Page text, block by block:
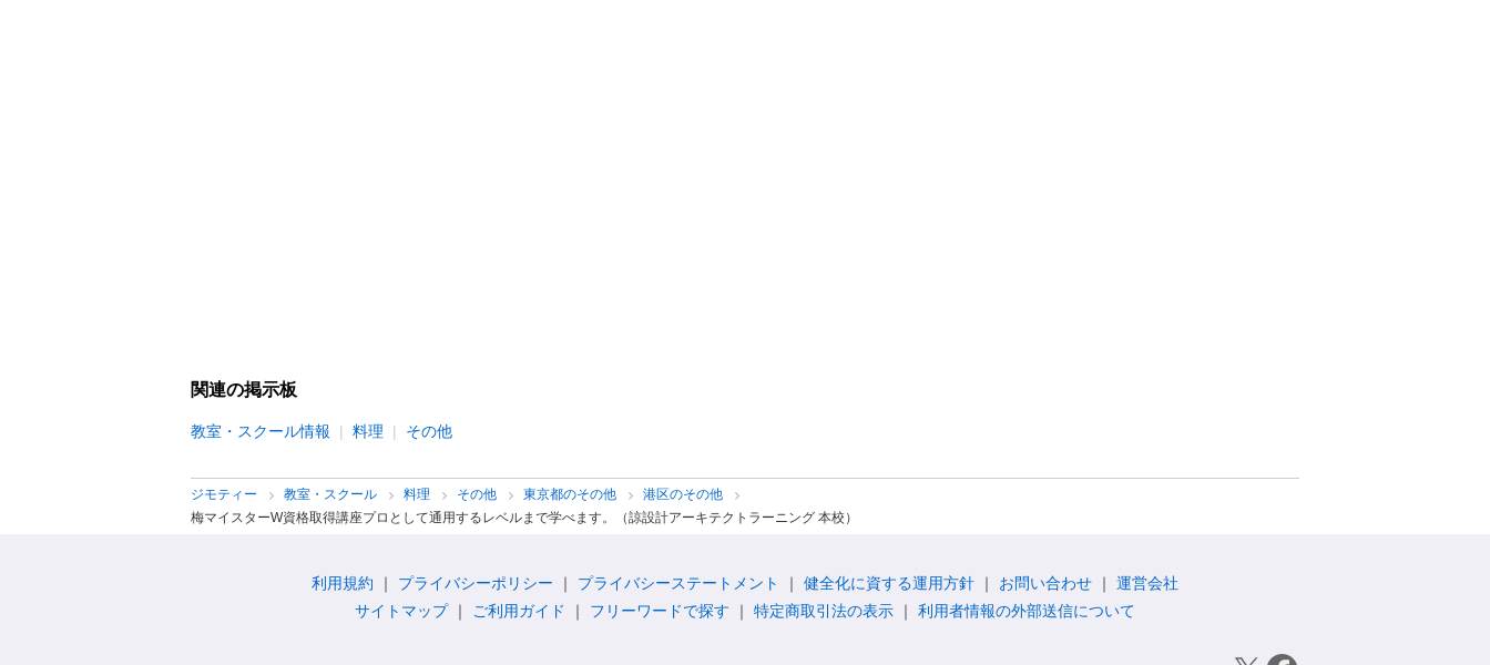
関連の掲示板
教室・スクール情報 料理 その他
ジモティー 教室・スクール 料理 その他 東京都のその他
港区のその他
梅マイスターW資格取得講座プロとして通用するレベルまで学べます。（諒設計アーキテクトラーニング 本校）
利用規約 プライバシーポリシー プライバシーステートメント 健全化に資する運用方針 お問い合わせ
運営会社
サイトマップ
ご利用ガイド フリーワードで探す 特定商取引法の表示 利用者情報の外部送信について